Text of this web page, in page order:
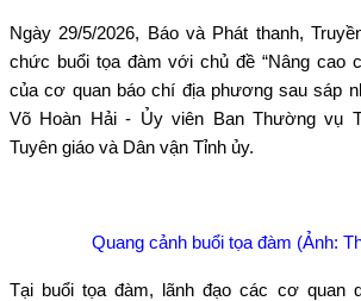
Ngày 29/5/2026, Báo và Phát thanh,
chức buổi tọa đàm với chủ đề “Nâng cao
của cơ quan báo chí địa phương sau sáp
Võ Hoàn Hải - Ủy viên Ban Thường vụ
Tuyên giáo và Dân vận Tỉnh ủy.
Quang cảnh buổi tọa đàm (Ảnh:
Tại buổi tọa đàm, lãnh đạo các cơ quan